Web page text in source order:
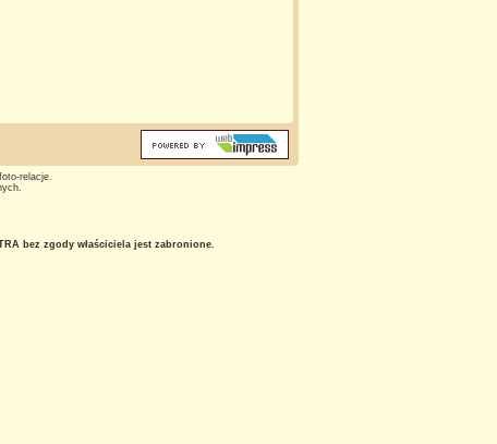
relacje.
bez zgody właściciela jest zabronione.